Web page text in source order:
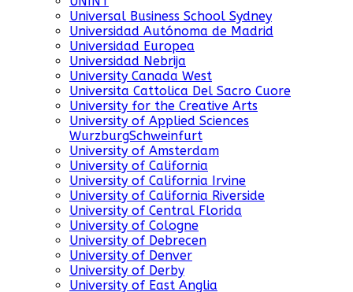
Universal Business School Sydney
Universidad Autónoma de Madrid
Universidad Europea
Universidad Nebrija
University Canada West
Universita Cattolica Del Sacro Cuore
University for the Creative Arts
University of Applied Sciences
WurzburgSchweinfurt
University of Amsterdam
University of California
University of California Irvine
University of California Riverside
University of Central Florida
University of Cologne
University of Debrecen
University of Denver
University of Derby
University of East Anglia